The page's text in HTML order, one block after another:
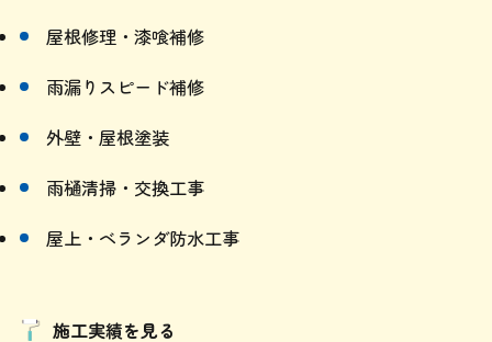
屋根修理・漆喰補修
雨漏りスピード補修
外壁・屋根塗装
雨樋清掃・交換工事
屋上・ベランダ防水工事
施工実績を見る